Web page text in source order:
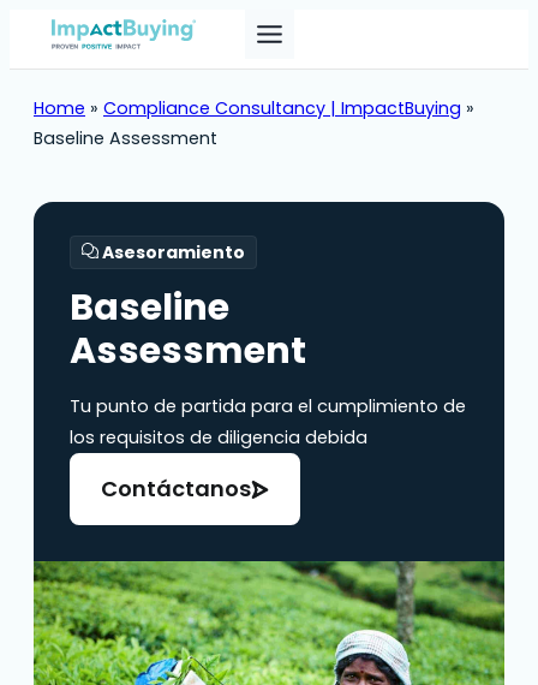
Home » Compliance Consultancy | ImpactBuying »
Baseline Assessment
Asesoramiento
Baseline
Assessment
Tu punto de partida para el cumplimiento de
los requisitos de diligencia debida
Contáctanos